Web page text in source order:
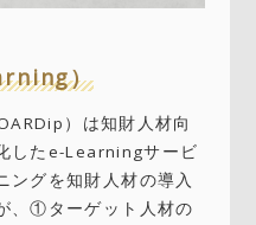
）
）は知財人材向
したe-Learningサービ
ングを知財人材の導入
、①ターゲット人材の